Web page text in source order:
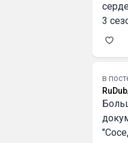
3
в